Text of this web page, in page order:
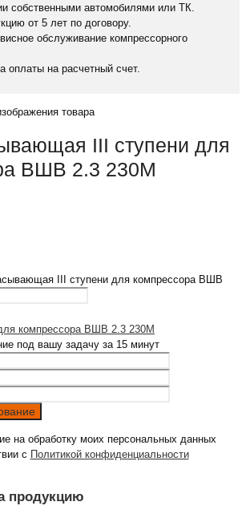
собственными автомобилями или ТК.
от 5 лет по договору.
обслуживание компрессорного
оплаты на расчетный счет.
III ступени для
ВШВ 2.3 230М
III ступени для компрессора ВШВ
компрессора ВШВ 2.3 230М
под вашу задачу за 15 минут
на обработку моих персональных данных
с Политикой конфиденциальности
продукцию